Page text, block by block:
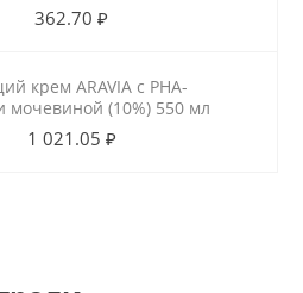
362.70 ₽
крем ARAVIA с РНА-
мочевиной (10%) 550 мл
1 021.05 ₽